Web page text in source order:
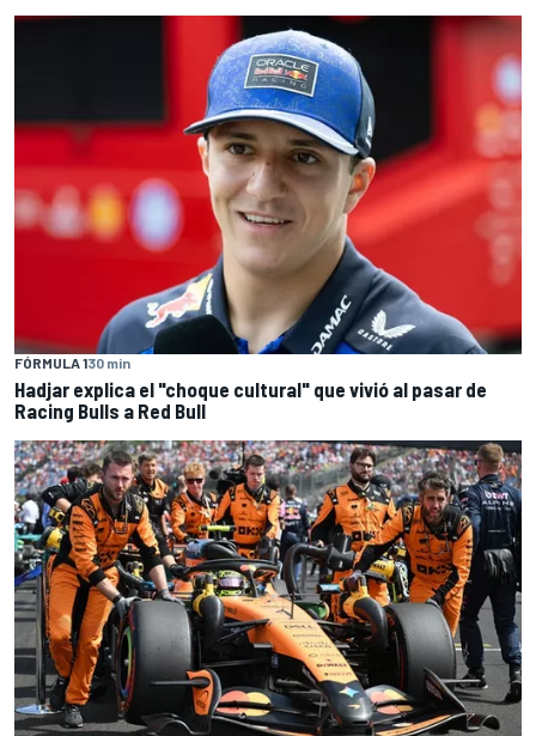
FÓRMULA 130 min
Hadjar explica el "choque cultural" que vivió al pasar de
Racing Bulls a Red Bull